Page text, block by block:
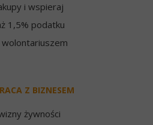
Z BIZNESEM
żywności
i wspieraj
1,5% podatku